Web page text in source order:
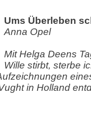
Ums Überleben
Anna Opel
Mit Helga Deens
Wille stirbt, sterbe
in Holland